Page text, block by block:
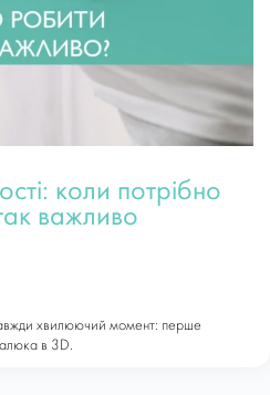
коли потрібно
важливо
хвилюючий момент: перше
в 3D.